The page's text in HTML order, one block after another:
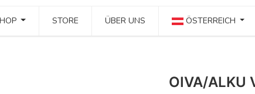
STORE ÜBER UNS ÖSTERREICH
OIVA/ALKU